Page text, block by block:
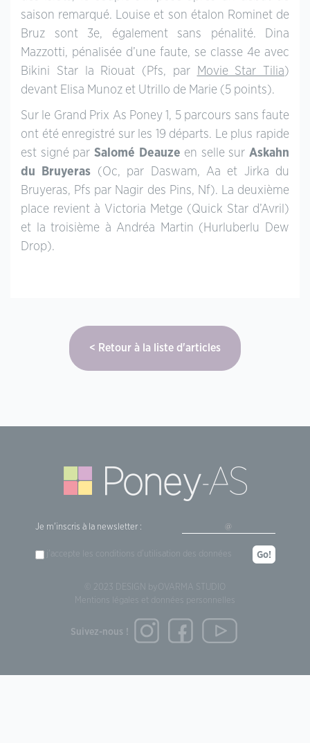
saison remarqué. Louise et son étalon Rominet de
Bruz sont 3e, également sans pénalité. Dina
Mazzotti, pénalisée d’une faute, se classe 4e avec
Bikini Star la Riouat (Pfs, par
Movie Star Tilia)
devant Elisa Munoz et Utrillo de Marie (5 points).
Sur le Grand Prix As Poney 1, 5 parcours sans faute
ont été enregistré sur les 19 départs. Le plus rapide
est signé par Salomé Deauze en selle sur Askahn
du Bruyeras (Oc, par Daswam, Aa et Jirka du
Bruyeras, Pfs par Nagir des Pins, Nf). La deuxième
place revient à Victoria Metge (Quick Star d’Avril)
et la troisième à Andréa Martin (Hurluberlu Dew
Drop).
Retour à la liste d'articles
© 2023 DESIGN by
OVARMA STUDIO
Mentions légales et données personnelles
Je m'inscris à la newsletter :
j'accepte les conditions d'utilisation des données Go!
Suivez-nous !